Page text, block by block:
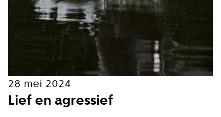
E-mailadres
Hoe vaak wil je van ons horen:
Bij elk nieuw artikel
Lief en agressief
28 mei 2024